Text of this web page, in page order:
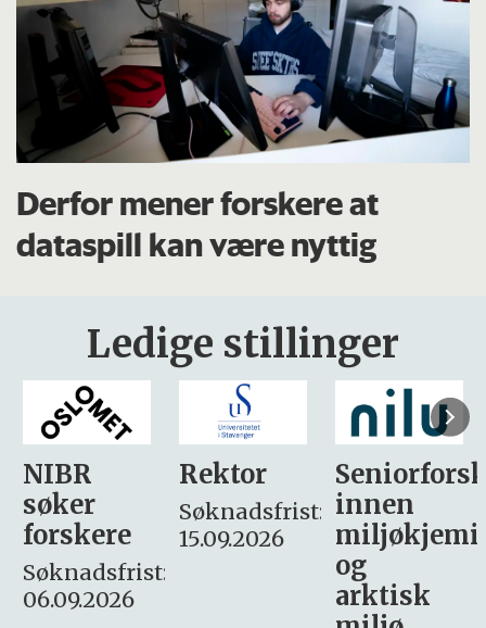
Derfor mener forskere at
dataspill kan være nyttig
Ledige stillinger
Rektor
Søknadsfrist:
15.09.2026
Seniorforsker
innen
miljøkjemi
søker
– fast
Søknadsfrist: